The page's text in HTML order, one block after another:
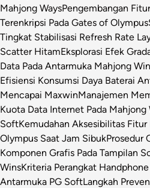
Mahjong WaysPengembangan
Terenkripsi Pada Gates of Olympus
Tingkat Stabilisasi Refresh Rate
Scatter HitamEksplorasi Efek
Data Pada Antarmuka Mahjong
Efisiensi Konsumsi Daya Baterai
Mencapai MaxwinManajemen
Kuota Data Internet Pada Mahjong
SoftKemudahan Aksesibilitas
Olympus Saat Jam SibukProsedur
Komponen Grafis Pada Tampilan
WinsKriteria Perangkat
Antarmuka PG SoftLangkah